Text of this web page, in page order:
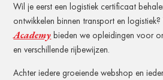
Wil je eerst een logistiek certificaat
ontwikkelen binnen transport en
Academy bieden we opleidingen voor
en verschillende rijbewijzen.
Achter iedere groeiende webshop en